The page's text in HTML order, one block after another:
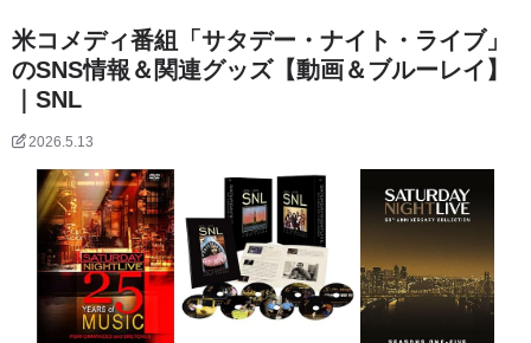
米コメディ番組「サタデー・ナイト・ライブ」
のSNS情報＆関連グッズ【動画＆ブルーレイ】
｜SNL
2026.5.13